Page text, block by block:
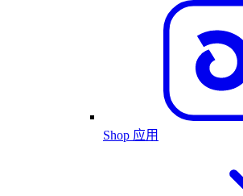
Shop 应用